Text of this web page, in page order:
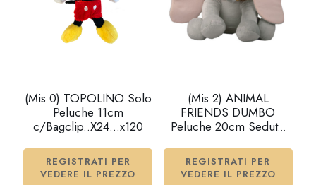
(Mis 0) TOPOLINO Solo
Peluche 11cm
c/Bagclip..X24…x120
REGISTRATI PER
VEDERE IL PREZZO
(Mis 2) ANIMAL
FRIENDS DUMBO
Peluche 20cm Seduto
REGISTRATI PER
VEDERE IL PREZZO